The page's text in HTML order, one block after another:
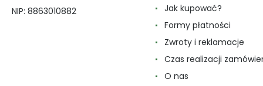
NIP: 8863010882
Jak kupować?
Formy płatności
Zwroty i reklamacje
Czas realizacji
O nas